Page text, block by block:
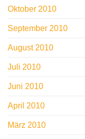
Oktober 2010
September 2010
August 2010
Juli 2010
Juni 2010
April 2010
März 2010